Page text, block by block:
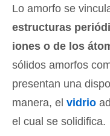
Lo amorfo se
estructuras
iones o de los
sólidos amorfos
presentan una
manera, el vidrio
el cual se solidifica.